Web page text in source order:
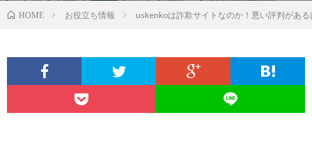
HOME お役立ち情報 uskenkoは詐欺サイトなのか！悪い評判があ